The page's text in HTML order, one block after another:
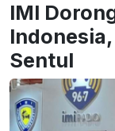
IMI
Sentul